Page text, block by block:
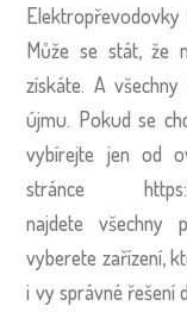
Může se stát, že
získáte. A
újmu. Pokud se
vybírejte jen od
stránce
najdete všechny
vyberete zařízení,
i vy správné řešení